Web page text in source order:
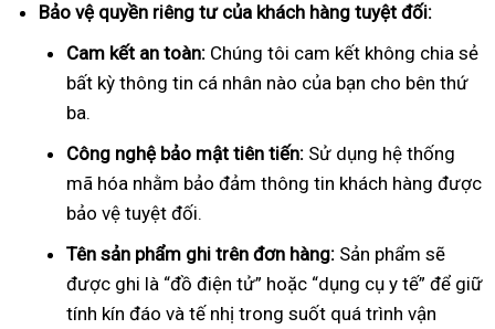
Bảo vệ quyền riêng tư của khách hàng tuyệt đối:
Cam kết an toàn: Chúng tôi cam kết không chia sẻ
bất kỳ thông tin cá nhân nào của bạn cho bên thứ
ba.
Công nghệ bảo mật tiên tiến: Sử dụng hệ thống
mã hóa nhằm bảo đảm thông tin khách hàng được
bảo vệ tuyệt đối.
Tên sản phẩm ghi trên đơn hàng: Sản phẩm sẽ
được ghi là “đồ điện tử” hoặc “dụng cụ y tế” để giữ
tính kín đáo và tế nhị trong suốt quá trình vận